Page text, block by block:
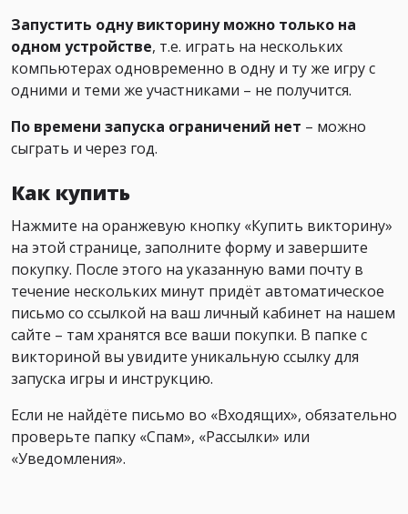
Запустить одну викторину можно только на
одном устройстве, т.е. играть на нескольких
компьютерах одновременно в одну и ту же игру с
одними и теми же участниками – не получится.
По времени запуска ограничений нет – можно
сыграть и через год.
Как купить
Нажмите на оранжевую кнопку «Купить викторину»
на этой странице, заполните форму и завершите
покупку. После этого на указанную вами почту в
течение нескольких минут придёт автоматическое
письмо со ссылкой на ваш личный кабинет на нашем
сайте – там хранятся все ваши покупки. В папке с
викториной вы увидите уникальную ссылку для
запуска игры и инструкцию.
Если не найдёте письмо во «Входящих», обязательно
проверьте папку «Спам», «Рассылки» или
«Уведомления».